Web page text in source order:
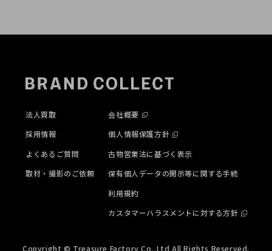
法人買取
採用情報
よくあるご質問
取材・撮影のご依頼
会社概要
個人情報保護方針
古物営業法に基づく表示
保有個人データの開示等に関する手続
利用規約
カスタマーハラスメントに対する方針
Copyright © Treasure Factory Co,.Ltd All Rights Reserved.